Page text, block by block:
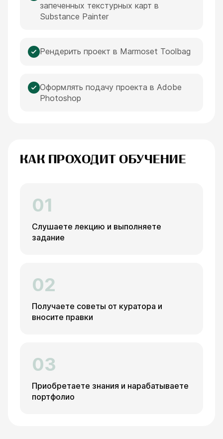
запеченных текстурных карт в
Substance Painter
Рендерить проект в Marmoset Toolbag
Оформлять подачу проекта в Adobe
Photoshop
КАК ПРОХОДИТ ОБУЧЕНИЕ
01
Слушаете лекцию и выполняете
задание
02
Получаете советы от куратора и
вносите правки
03
Приобретаете знания и нарабатываете
портфолио